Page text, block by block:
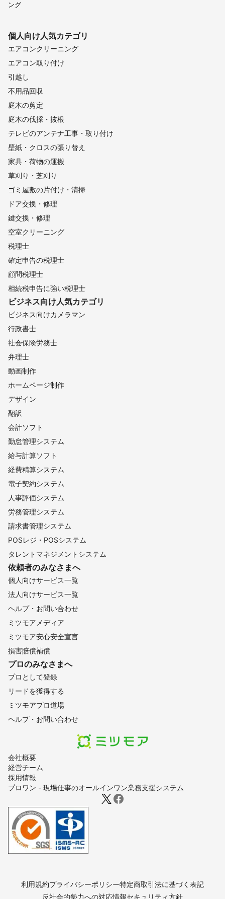
ング
会社概要
経営チーム
採用情報
プロワン - 現場仕事のオールインワン業務支援システム
個人向け人気カテゴリ
エアコンクリーニング
エアコン取り付け
引越し
不用品回収
庭木の剪定
庭木の伐採・抜根
テレビのアンテナ工事・取り付け
壁紙・クロスの張り替え
家具・荷物の運搬
草刈り・芝刈り
ゴミ屋敷の片付け・清掃
ドア交換・修理
鍵交換・修理
空室クリーニング
税理士
確定申告の税理士
顧問税理士
相続税申告に強い税理士
ビジネス向け人気カテゴリ
ビジネス向けカメラマン
行政書士
社会保険労務士
弁理士
動画制作
ホームページ制作
デザイン
翻訳
会計ソフト
勤怠管理システム
給与計算ソフト
経費精算システム
電子契約システム
人事評価システム
労務管理システム
請求書管理システム
POSレジ・POSシステム
タレントマネジメントシステム
依頼者のみなさまへ
個人向けサービス一覧
法人向けサービス一覧
ヘルプ・お問い合わせ
ミツモアメディア
ミツモア安心安全宣言
損害賠償補償
プロのみなさまへ
プロとして登録
リードを獲得する
ミツモアプロ道場
ヘルプ・お問い合わせ
利用規約プライバシーポリシー特定商取引法に基づく表記
反社会的勢力への対応情報セキュリティ方針